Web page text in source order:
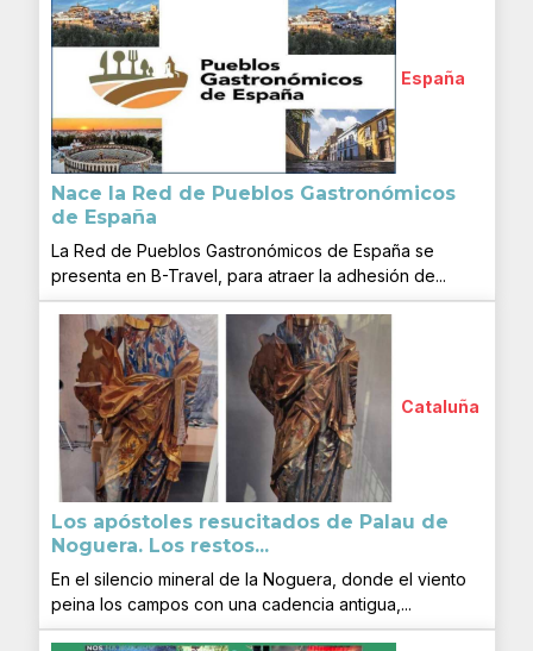
España
Nace la Red de Pueblos Gastronómicos
de España
La Red de Pueblos Gastronómicos de España se
presenta en B-Travel, para atraer la adhesión de...
Cataluña
Los apóstoles resucitados de Palau de
Noguera. Los restos...
En el silencio mineral de la Noguera, donde el viento
peina los campos con una cadencia antigua,...